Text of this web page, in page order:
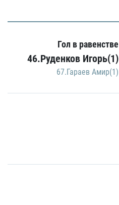
Гол в равенстве
46.Руденков Игорь(1)
67.Гараев Амир(1)